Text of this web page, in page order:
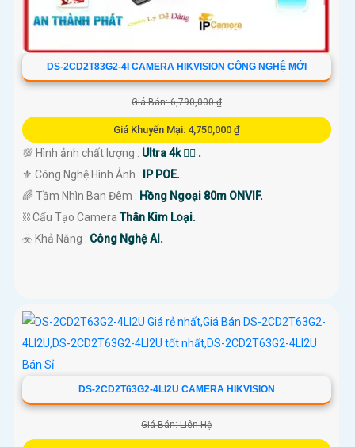
DS-2CD2T83G2-4I CAMERA HIKVISION CÔNG NGHỆ MỚI
Giá Bán: 6,790,000 ₫
Giá Khuyến Mại: 4,750,000 ₫
💯 Hình ảnh chất lượng : Ultra 4k 👍🏾 .
⚜️ Công Nghệ Hình Ảnh :
IP POE.
🌈 Tầm Nhìn Ban Đêm : Hồng Ngoại 80m ONVIF.
⛓ Cấu Tạo CameraThân Kim Loại.
️☣️ Khả Năng : Công Nghệ AI.
DS-2CD2T63G2-4LI2U CAMERA HIKVISION
Giá Bán: Liên Hệ